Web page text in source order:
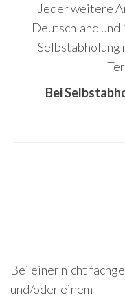
Jeder weitere
Deutschland und
Selbstabholung
Bei
Bei einer nicht
und/oder einem